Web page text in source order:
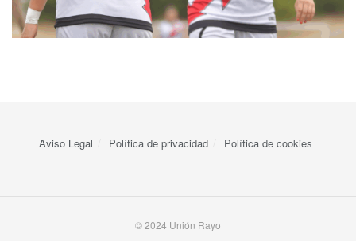
Aviso Legal Política de privacidad Política de cookies
© 2024 Unión Rayo